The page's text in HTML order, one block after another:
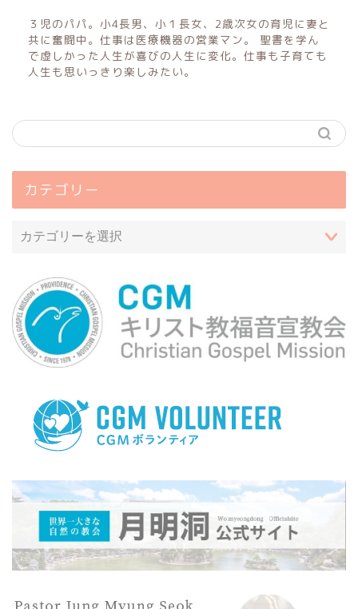
３児のパパ。小4長男、小１長女、2歳次女の育児に妻と
共に奮闘中。仕事は医療機器の営業マン。 聖書を学ん
で虚しかった人生が喜びの人生に変化。仕事も子育ても
人生も思いっきり楽しみたい。
カテゴリー